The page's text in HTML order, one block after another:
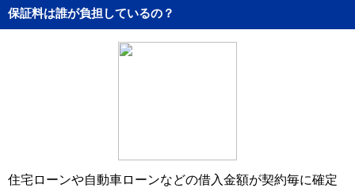
保証料は誰が負担しているの？
住宅ローンや自動車ローンなどの借入金額が契約毎に確定